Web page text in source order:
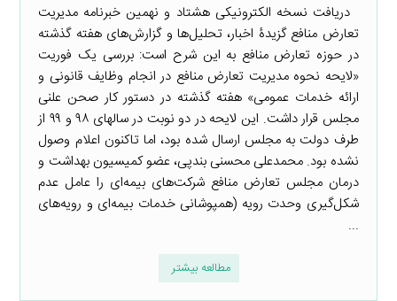
دریافت نسخه الکترونیکی هشتاد و نهمین خبرنامه مدیریت
تعارض منافع گزیدۀ اخبار، تحلیل‌ها و گزارش‌های هفته گذشته
در حوزه تعارض منافع به این شرح است: بررسی یک فوریت
«لایحه نحوه مدیریت تعارض منافع در انجام وظایف قانونی و
ارائه خدمات عمومی» هفته گذشته در دستور کار صحن علنی
مجلس قرار داشت. این لایحه در دو نوبت در سالهای ۹۸ و ۹۹ از
طرف دولت به مجلس ارسال شده بود، اما تاکنون اعلام وصول
نشده بود. محمدعلی محسنی بندپی، عضو کمیسیون بهداشت و
درمان مجلس تعارض منافع شرکت‌های بیمه‌ای را عامل عدم
شکل‌گیری وحدت رویه (همپوشانی خدمات بیمه‌ای و رویه‌های
...
مطالعه بیشتر